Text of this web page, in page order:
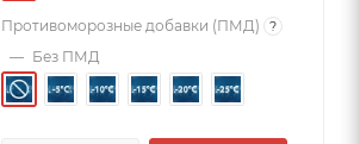
Противоморозные добавки (ПМД) ?
— Без ПМД